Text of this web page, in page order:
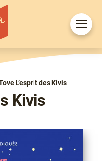
Ouvrir
le
L’esprit des Kivis
Kivis